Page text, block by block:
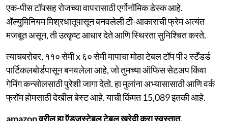
एक-पीस टॉपसह रोजच्या वापरासाठी एर्गोनॉमिक डेस्क आहे.
ॲल्युमिनियम मिश्रधातूपासून बनवलेली टी-आकाराची फ्रेम अत्यंत
मजबूत असून, ती उत्कृष्ट आधार देते आणि स्थिरता सुनिश्चित करते.
त्याचबरोबर, ११० सेमी x ६० सेमी मापाचा मोठा टेबल टॉप पी२ स्टँडर्ड
पार्टिकलबोर्डपासून बनवलेला आहे, जो तुमच्या ऑफिस सेटअप किंवा
गेमिंग कन्सोलसाठी पुरेशी जागा देतो. हा मुलांना अभ्यासासाठी आणि वर्क
फ्रॉम होमसाठी देखील बेस्ट आहे. याची किंमत 15,089 इतकी आहे.
amazon वरील हा ऍडजस्टेबल टेबल खरेदी करा स्वस्तात.